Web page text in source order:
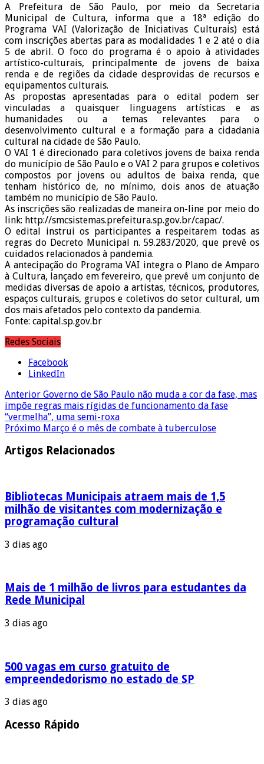
A Prefeitura de São Paulo, por meio da Secretaria
Municipal de Cultura, informa que a 18ª edição do
Programa VAI (Valorização de Iniciativas Culturais) está
com inscrições abertas para as modalidades 1 e 2 até o dia
5 de abril. O foco do programa é o apoio à atividades
artístico-culturais, principalmente de jovens de baixa
renda e de regiões da cidade desprovidas de recursos e
equipamentos culturais.
As propostas apresentadas para o edital podem ser
vinculadas a quaisquer linguagens artísticas e as
humanidades ou a temas relevantes para o
desenvolvimento cultural e a formação para a cidadania
cultural na cidade de São Paulo.
O VAI 1 é direcionado para coletivos jovens de baixa renda
do município de São Paulo e o VAI 2 para grupos e coletivos
compostos por jovens ou adultos de baixa renda, que
tenham histórico de, no mínimo, dois anos de atuação
também no município de São Paulo.
As inscrições são realizadas de maneira on-line por meio do
link: http://smcsistemas.prefeitura.sp.gov.br/capac/.
O edital instrui os participantes a respeitarem todas as
regras do Decreto Municipal n. 59.283/2020, que prevê os
cuidados relacionados à pandemia.
A antecipação do Programa VAI integra o Plano de Amparo
à Cultura, lançado em fevereiro, que prevê um conjunto de
medidas diversas de apoio a artistas, técnicos, produtores,
espaços culturais, grupos e coletivos do setor cultural, um
dos mais afetados pelo contexto da pandemia.
Fonte: capital.sp.gov.br
Redes Sociais
Facebook
LinkedIn
Anterior Governo de São Paulo não muda a cor da fase, mas
impõe regras mais rígidas de funcionamento da fase
“vermelha”, uma semi-roxa
Próximo Março é o mês de combate à tuberculose
Artigos Relacionados
Bibliotecas Municipais atraem mais de 1,5
milhão de visitantes com modernização e
programação cultural
3 dias ago
Mais de 1 milhão de livros para estudantes da
Rede Municipal
3 dias ago
500 vagas em curso gratuito de
empreendedorismo no estado de SP
3 dias ago
Acesso Rápido